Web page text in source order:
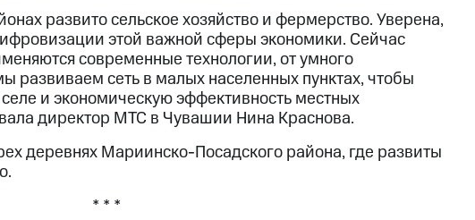
развито сельское хозяйство и фермерство. Уверена,
этой важной сферы экономики. Сейчас
современные технологии, от умного
развиваем сеть в малых населенных пунктах, чтобы
и экономическую эффективность местных
директор МТС в Чувашии Нина Краснова.
деревнях Мариинско-Посадского района, где развиты
* * *